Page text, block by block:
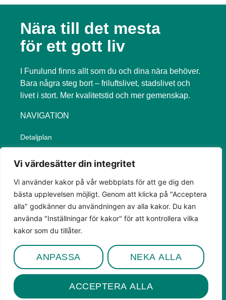
Vi värdesätter din integritet
Vi använder kakor på vår webbplats för att ge dig den
bästa upplevelsen möjligt. Genom att klicka på "Acceptera
alla" godkänner du användningen av alla kakor. Du kan
använda "Inställningar för kakor" för att kontrollera vilka
kakor som du tillåter.
ANPASSA NEKA ALLA
ACCEPTERA ALLA
Nära till det mesta
för ett gott liv
I Furulund finns allt som du och dina nära behöver.
Bara några steg bort – friluftslivet, stadslivet och
livet i stort. Mer kvalitetstid och mer gemenskap.
NAVIGATION
Detaljplan
Om Furulund
Nyheter
FAQ
Kontakt
Byggherrar
INTEGRITET